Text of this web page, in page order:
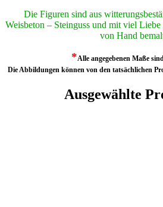
Die Figuren sind aus
Weisbeton – Steinguss und mit viel
von Hand
*Alle angegebenen Maße
Die Abbildungen können von den tatsächlichen
Ausgewählte